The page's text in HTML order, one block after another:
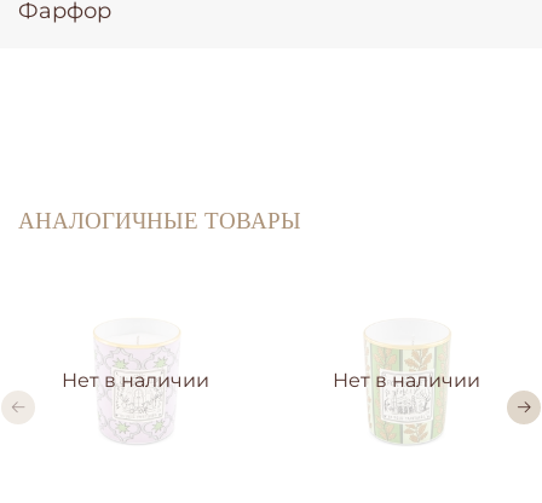
Фарфор
АНАЛОГИЧНЫЕ ТОВАРЫ
Нет в наличии Нет в наличии